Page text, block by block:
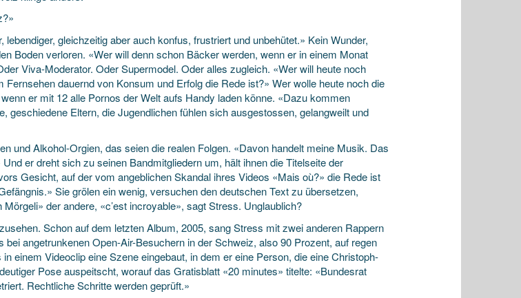
lebendiger, gleichzeitig aber auch konfus, frustriert und unbehütet.» Kein Wunder,
Boden verloren. «Wer will denn schon Bäcker werden, wenn er in einem Monat
Viva-Moderator. Oder Supermodel. Oder alles zugleich. «Wer will heute noch
Fernsehen dauernd von Konsum und Erfolg die Rede ist?» Wer wolle heute noch die
er mit 12 alle Pornos der Welt aufs Handy laden könne. «Dazu kommen
geschiedene Eltern, die Jugendlichen fühlen sich ausgestossen, gelangweilt und
und Alkohol-Orgien, das seien die realen Folgen. «Davon handelt meine Musik. Das
er dreht sich zu seinen Bandmitgliedern um, hält ihnen die Titelseite der
Gesicht, auf der vom angeblichen Skandal ihres Videos «Mais où?» die Rede ist
Sie grölen ein wenig, versuchen den deutschen Text zu übersetzen,
der andere, «c’est incroyable», sagt Stress. Unglaublich?
Schon auf dem letzten Album, 2005, sang Stress mit zwei anderen Rappern
bei angetrunkenen Open-Air-Besuchern in der Schweiz, also 90 Prozent, auf regen
einem Videoclip eine Szene eingebaut, in dem er eine Person, die eine Christoph-
Pose auspeitscht, worauf das Gratisblatt «20 minutes» titelte: «Bundesrat
Rechtliche Schritte werden geprüft.»